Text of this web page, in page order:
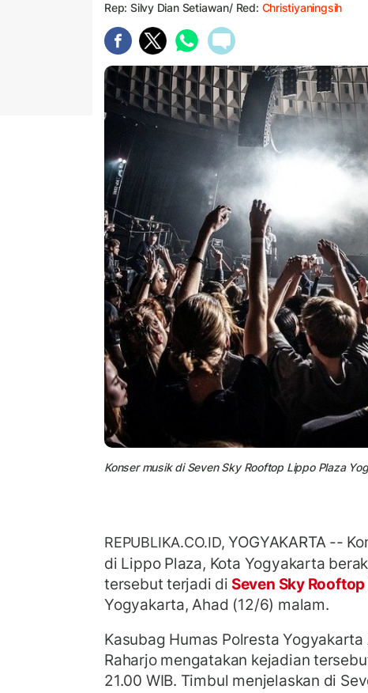
Rep: Silvy Dian Setiawan/ Red: Christiyaningsih
Konser musik di Seven Sky Rooftop Lippo Plaza
REPUBLIKA.CO.ID,YOGYAKARTA --
di Lippo Plaza, Kota Yogyakarta
tersebut terjadi di Seven Sky Rooftop
Yogyakarta, Ahad (12/6) malam.
Kasubag Humas Polresta Yogyakarta
Raharjo mengatakan kejadian
21.00 WIB. Timbul menjelaskan di